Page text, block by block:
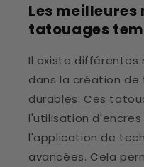
Les meilleures
tatouages
Il existe différentes
dans la création
durables. Ces
l'utilisation
l'application de
avancées. Cela